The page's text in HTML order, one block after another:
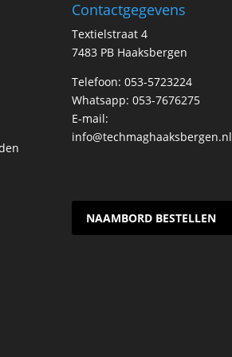
Contactgegevens
Textielstraat 4
7483 PB Haaksbergen
Telefoon: 053-5723224
Whatsapp: 053-7676275
E-mail:
info@techmaghaaksbergen.nl
NAAMBORD BESTELLEN